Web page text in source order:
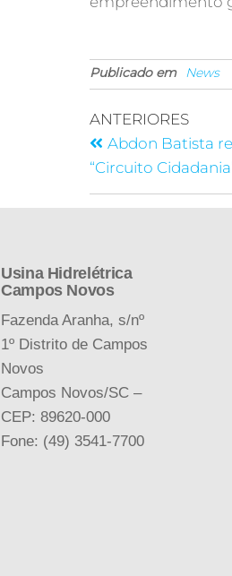
Publicado em News
ANTERIORES
Abdon Batista
“Circuito
Usina Hidrelétrica
Campos Novos
Fazenda Aranha, s/nº
1º Distrito de Campos
Novos
Campos Novos/SC –
CEP: 89620-000
Fone: (49) 3541-7700